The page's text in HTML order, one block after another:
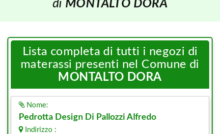
di MONTALTO DORA
Lista completa di tutti i negozi di
materassi presenti nel Comune di
MONTALTO DORA
Nome:
Pedrotta Design Di Pallozzi Alfredo
Indirizzo :